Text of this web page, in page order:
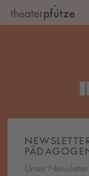
Unser